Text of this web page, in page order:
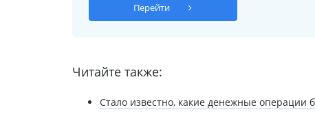
Перейти
Читайте также:
Стало известно, какие денежные операции